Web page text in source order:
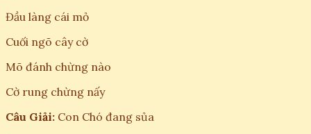
Đầu làng cái mỏ
Cuối ngõ cây cờ
Mõ đánh chừng nào
Cờ rung chừng nấy
Câu Giải: Con Chó đang sủa